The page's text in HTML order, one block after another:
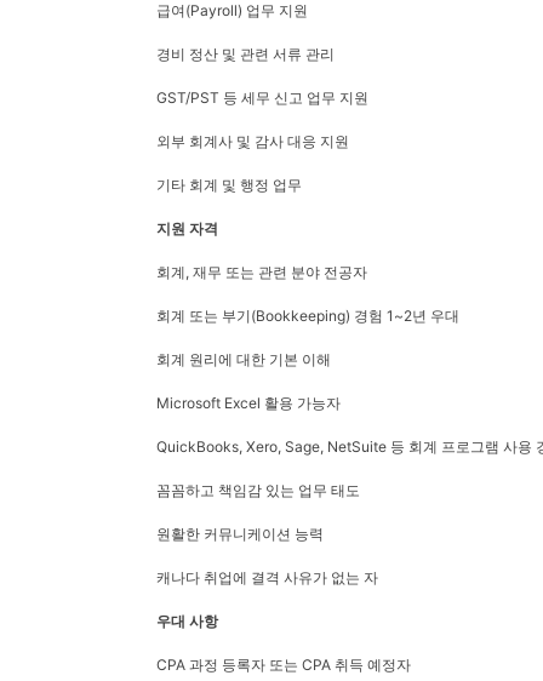
급여(Payroll) 업무 지원
경비 정산 및 관련 서류 관리
GST/PST 등 세무 신고 업무 지원
외부 회계사 및 감사 대응 지원
기타 회계 및 행정 업무
지원 자격
회계, 재무 또는 관련 분야 전공자
회계 또는 부기(Bookkeeping) 경험 1~2년 우대
회계 원리에 대한 기본 이해
Microsoft Excel 활용 가능자
QuickBooks, Xero, Sage, NetSuite 등 회계 프로그램 사용
꼼꼼하고 책임감 있는 업무 태도
원활한 커뮤니케이션 능력
캐나다 취업에 결격 사유가 없는 자
우대 사항
CPA 과정 등록자 또는 CPA 취득 예정자